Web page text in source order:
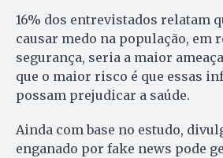
16% dos entrevistados relatam
causar medo na população, em
segurança, seria a maior
que o maior risco é que essas
possam prejudicar a saúde.
Ainda com base no estudo,
enganado por fake news pode